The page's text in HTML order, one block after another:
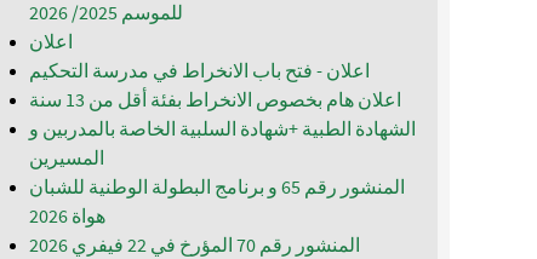
للموسم 2025/ 2026
اعلان
اعلان - فتح باب الانخراط في مدرسة التحكيم
اعلان هام بخصوص الانخراط بفئة أقل من 13 سنة
الشهادة الطبية +شهادة السلبية الخاصة بالمدربين و
المسيرين
المنشور رقم 65 و برنامج البطولة الوطنية للشبان
المنشور رقم 70 المؤرخ في 22 فيفري 2026